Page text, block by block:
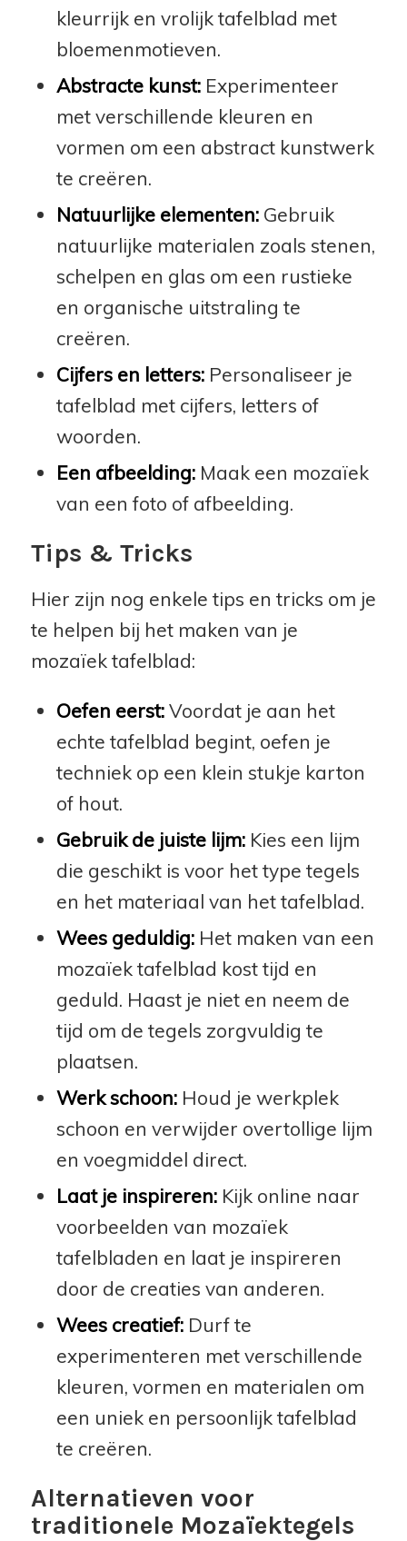
kleurrijk en vrolijk tafelblad met
bloemenmotieven.
Abstracte kunst:Experimenteer
met verschillende kleuren en
vormen om een abstract kunstwerk
te creëren.
Natuurlijke elementen:Gebruik
natuurlijke materialen zoals stenen,
schelpen en glas om een rustieke
en organische uitstraling te
creëren.
Cijfers en letters:Personaliseer je
tafelblad met cijfers, letters of
woorden.
Een afbeelding:Maak een mozaïek
van een foto of afbeelding.
Tips & Tricks
Hier zijn nog enkele tips en tricks om je
te helpen bij het maken van je
mozaïek tafelblad:
Oefen eerst:Voordat je aan het
echte tafelblad begint, oefen je
techniek op een klein stukje karton
of hout.
Gebruik de juiste lijm:Kies een lijm
die geschikt is voor het type tegels
en het materiaal van het tafelblad.
Wees geduldig:Het maken van een
mozaïek tafelblad kost tijd en
geduld. Haast je niet en neem de
tijd om de tegels zorgvuldig te
plaatsen.
Werk schoon:Houd je werkplek
schoon en verwijder overtollige lijm
en voegmiddel direct.
Laat je inspireren:Kijk online naar
voorbeelden van mozaïek
tafelbladen en laat je inspireren
door de creaties van anderen.
Wees creatief:Durf te
experimenteren met verschillende
kleuren, vormen en materialen om
een uniek en persoonlijk tafelblad
te creëren.
Alternatieven voor
traditionele Mozaïektegels